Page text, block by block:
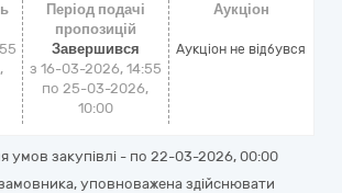
Період подачі
пропозицій
Завершився
з 16-03-2026, 14:55
по 25-03-2026,
10:00
Аукціон
Аукціон не відбувся
умов закупівлі - по 22-03-2026, 00:00
уповноважена здійснювати